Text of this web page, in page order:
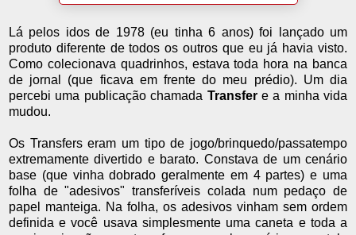
Lá pelos idos de 1978 (eu tinha 6 anos) foi lançado um
produto diferente de todos os outros que eu já havia visto.
Como colecionava quadrinhos, estava toda hora na banca
de jornal (que ficava em frente do meu prédio). Um dia
percebi uma publicação chamada Transfere a minha vida
mudou.
Os Transfers eram um tipo de jogo/brinquedo/passatempo
extremamente divertido e barato. Constava de um cenário
base (que vinha dobrado geralmente em 4 partes) e uma
folha de "adesivos" transferíveis colada num pedaço de
papel manteiga. Na folha, os adesivos vinham sem ordem
definida e você usava simplesmente uma caneta e toda a